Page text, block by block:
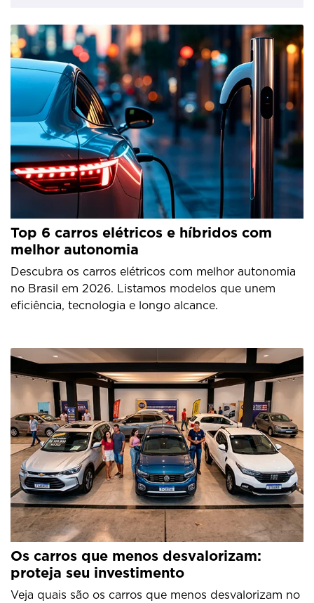
Top 6 carros elétricos e híbridos com
melhor autonomia
Descubra os carros elétricos com melhor autonomia
no Brasil em 2026. Listamos modelos que unem
eficiência, tecnologia e longo alcance.
Os carros que menos desvalorizam:
proteja seu investimento
Veja quais são os carros que menos desvalorizam no